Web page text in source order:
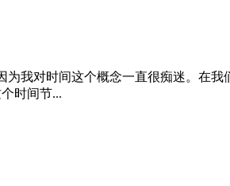
我对时间这个概念一直很痴迷。在
时间节...